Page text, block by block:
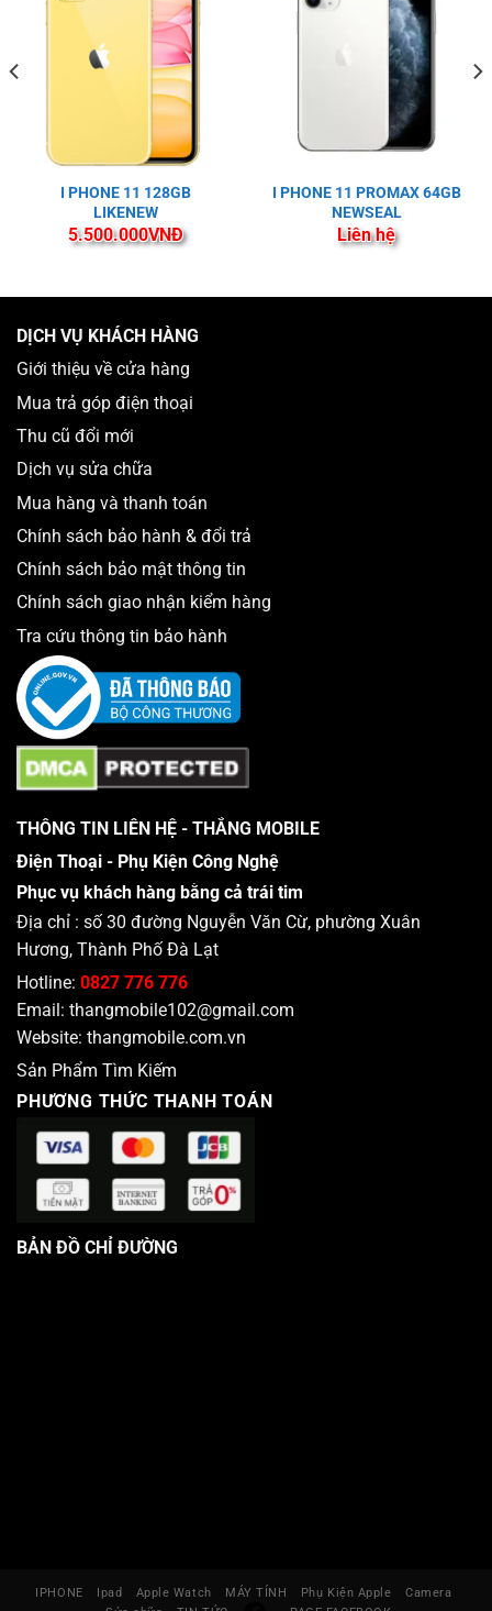
I PHONE 11 128GB
LIKENEW
5.500.000VNĐ
I PHONE 11 PROMAX 64GB
NEWSEAL
Liên hệ
DỊCH VỤ KHÁCH HÀNG
Giới thiệu về cửa hàng
Mua trả góp điện thoại
Thu cũ đổi mới
Dịch vụ sửa chữa
Mua hàng và thanh toán
Chính sách bảo hành & đổi trả
Chính sách bảo mật thông tin
Chính sách giao nhận kiểm hàng
Tra cứu thông tin bảo hành
THÔNG TIN LIÊN HỆ - THẮNG MOBILE
Điện Thoại - Phụ Kiện Công Nghệ
Phục vụ khách hàng bằng cả trái tim
Địa chỉ : số 30 đường Nguyễn Văn Cừ, phường Xuân
Hương, Thành Phố Đà Lạt
Hotline: 0827 776 776
Email: thangmobile102@gmail.com
Website: thangmobile.com.vn
Sản Phẩm Tìm Kiếm
PHƯƠNG THỨC THANH TOÁN
BẢN ĐỒ CHỈ ĐƯỜNG
IPHONE Ipad Apple Watch MÁY TÍNH Phụ Kiện Apple
Camera